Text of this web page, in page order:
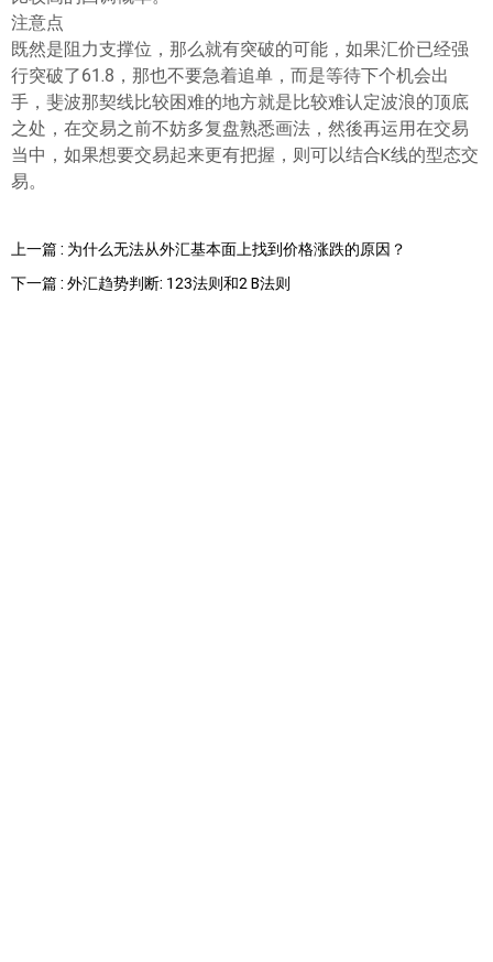
注意点
既然是阻力支撑位，那么就有突破的可能，如果汇价已经强
行突破了61.8，那也不要急着追单，而是等待下个机会出
手，斐波那契线比较困难的地方就是比较难认定波浪的顶底
之处，在交易之前不妨多复盘熟悉画法，然後再运用在交易
当中，如果想要交易起来更有把握，则可以结合K线的型态交
易。
上一篇 : 为什么无法从外汇基本面上找到价格涨跌的原因？
下一篇 : 外汇趋势判断: 123法则和2 B法则